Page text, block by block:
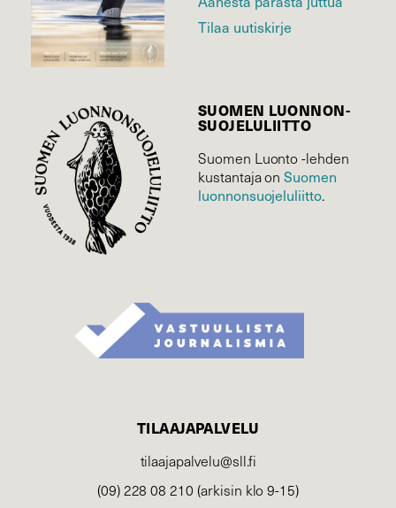
Tilaa uutiskirje
SUOMEN LUONNON­
SUOJELU­LIITTO
Suomen Luonto -lehden
kustantaja onSuomen
luonnonsuojelu­liitto.
TILAAJAPALVELU
tilaajapalvelu@sll.fi
(09) 228 08 210 (arkisin klo 9-15)